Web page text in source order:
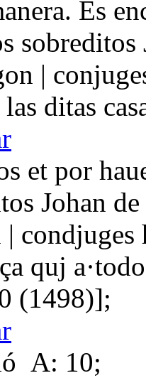
Es
sobreditos
|
las ditas
et por
Johan
condjuges
quj
(1498)];
A: 10;